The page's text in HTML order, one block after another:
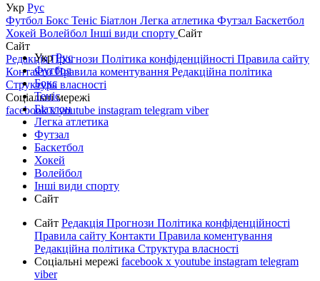
Укр Рус
Футбол Бокс Теніс Біатлон Легка атлетика Футзал Баскетбол
Хокей Волейбол Інші види спорту Сайт
Сайт
РедакціяПрогнози Політика конфіденційності Правила сайту
КонтактиПравила коментування Редакційна політика
Структура власності
Соціальні мережі
facebookxyoutube instagram telegram viber
УкрРус
Футбол
Бокс
Теніс
Біатлон
Легка атлетика
Футзал
Баскетбол
Хокей
Волейбол
Інші види спорту
Сайт
Сайт Редакція Прогнози Політика конфіденційності
Правила сайту Контакти Правила коментування
Редакційна політика Структура власності
Соціальні мережі facebook x youtube instagram telegram
viber